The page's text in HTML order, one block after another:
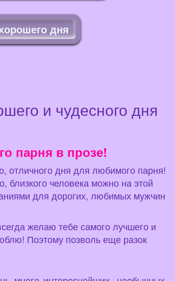
дня
и чудесного дня
парня в прозе!
отличного дня для любимого парня!
близкого человека можно на этой
для дорогих, любимых мужчин
желаю тебе самого лучшего и
Поэтому позволь еще разок